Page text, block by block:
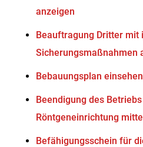
anzeigen
Beauftragung Dritter mit
Sicherungsmaßnahmen
Bebauungsplan einsehen
Beendigung des
Röntgeneinrichtung
Befähigungsschein für